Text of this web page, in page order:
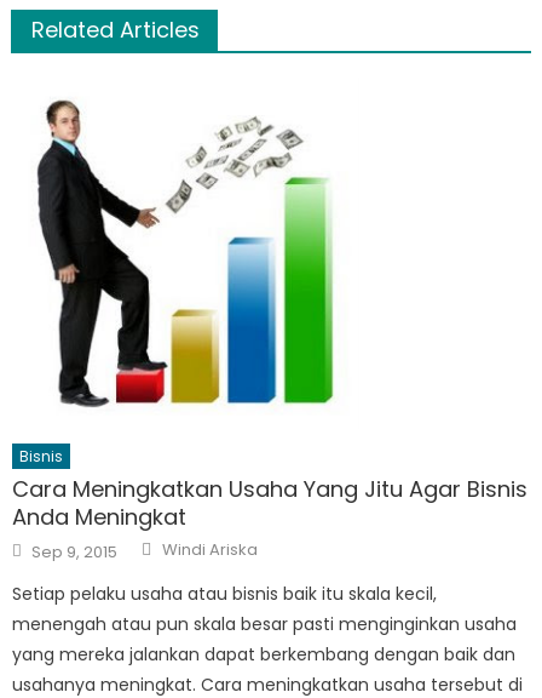
Related Articles
Bisnis
Cara Meningkatkan Usaha Yang Jitu Agar Bisnis
Anda Meningkat
Posted
on
Sep 9, 2015 Author
Windi Ariska
Setiap pelaku usaha atau bisnis baik itu skala kecil,
menengah atau pun skala besar pasti menginginkan usaha
yang mereka jalankan dapat berkembang dengan baik dan
usahanya meningkat. Cara meningkatkan usaha tersebut di